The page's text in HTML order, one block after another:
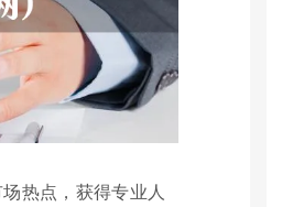
热点，获得专业人